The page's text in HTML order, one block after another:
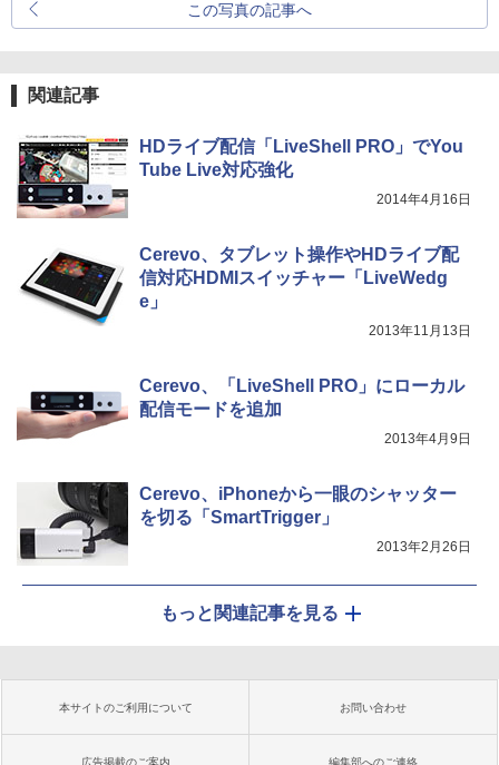
この写真の記事へ
関連記事
HDライブ配信「LiveShell PRO」でYou
Tube Live対応強化
2014年4月16日
Cerevo、タブレット操作やHDライブ配
信対応HDMIスイッチャー「LiveWedg
e」
2013年11月13日
Cerevo、「LiveShell PRO」にローカル
配信モードを追加
2013年4月9日
Cerevo、iPhoneから一眼のシャッター
を切る「SmartTrigger」
2013年2月26日
もっと関連記事を見る
本サイトのご利用について お問い合わせ
広告掲載のご案内 編集部へのご連絡